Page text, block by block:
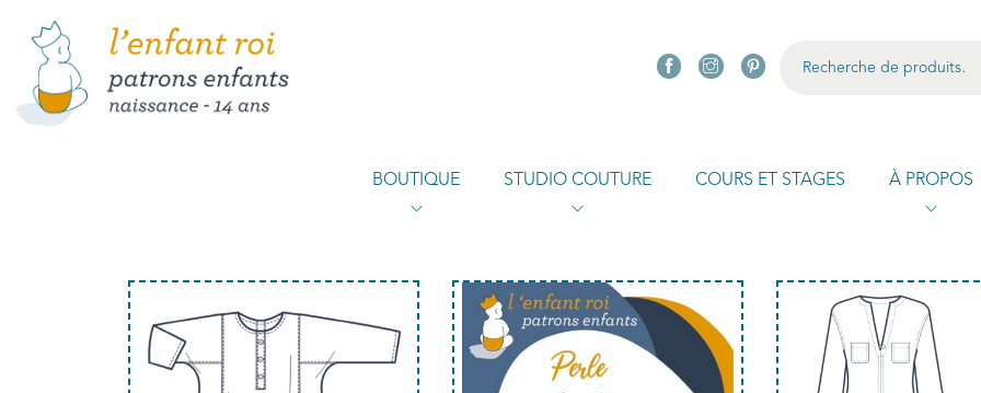
BOUTIQUE STUDIO COUTURE COURS ET STAGES À PROPOS